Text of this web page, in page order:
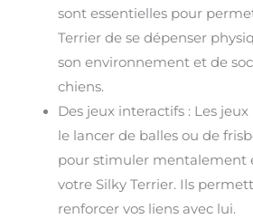
sont essentielles pour
Terrier de se dépenser
son environnement et de
chiens.
Des jeux interactifs : Les
le lancer de balles ou de
pour stimuler mentalement
votre Silky Terrier. Ils
renforcer vos liens avec lui.